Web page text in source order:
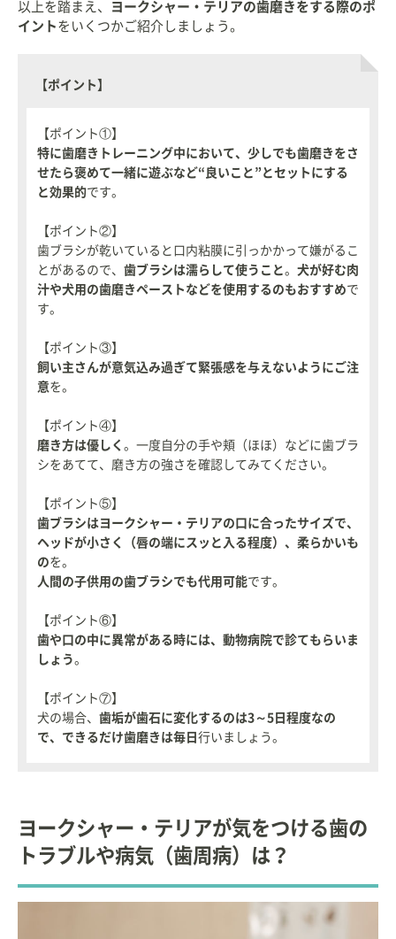
以上を踏まえ、
ヨークシャー・テリアの歯磨きをする際のポ
イント をいくつかご紹介しましょう。
【ポイント】
【ポイント①】
特に歯磨きトレーニング中において、少しでも歯磨きをさ
せたら褒めて一緒に遊ぶなど“良いこと”とセットにする
と効果的です。
【ポイント②】
歯ブラシが乾いていると口内粘膜に引っかかって嫌がるこ
とがあるので、 歯ブラシは濡らして使うこと 。 犬が好む肉
汁や犬用の歯磨きペーストなどを使用するのもおすすめで
す。
【ポイント③】
飼い主さんが意気込み過ぎて緊張感を与えないようにご注
意を。
【ポイント④】
磨き方は優しく 。一度自分の手や頬（ほほ）などに歯ブラ
シをあてて、磨き方の強さを確認してみてください。
【ポイント⑤】
歯ブラシはヨークシャー・テリアの口に合ったサイズで、
ヘッドが小さく（唇の端にスッと入る程度）、柔らかいも
のを。
人間の子供用の歯ブラシでも代用可能です。
【ポイント⑥】
歯や口の中に異常がある時には、動物病院で診てもらいま
しょう。
【ポイント⑦】
犬の場合、 歯垢が歯石に変化するのは3～5日程度なの
で、できるだけ歯磨きは毎日 行いましょう。
ヨークシャー・テリアが気をつける歯の
トラブルや病気（歯周病）は？